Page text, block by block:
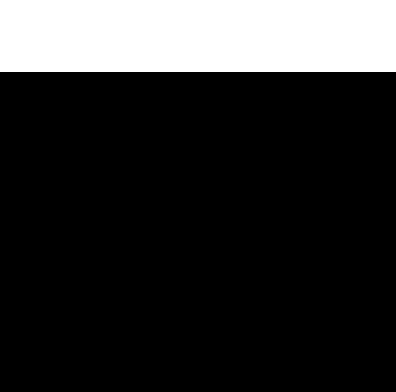
Globi e Strumenti Scientifici